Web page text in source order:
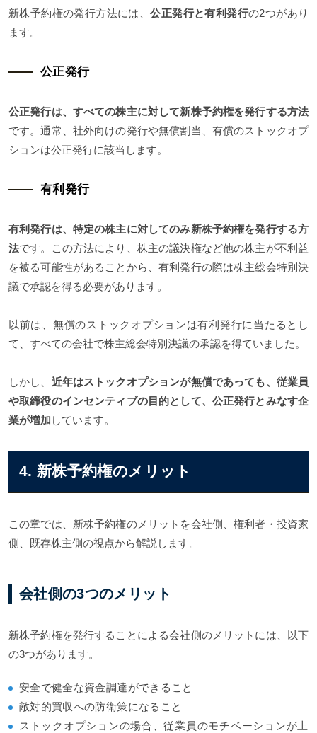
新株予約権の発行方法には、公正発行と有利発行の2つがあり
ます。
公正発行
公正発行は、すべての株主に対して新株予約権を発行する方法
です。通常、社外向けの発行や無償割当、有償のストックオプ
ションは公正発行に該当します。
有利発行
有利発行は、特定の株主に対してのみ新株予約権を発行する方
法です。この方法により、株主の議決権など他の株主が不利益
を被る可能性があることから、有利発行の際は株主総会特別決
議で承認を得る必要があります。
以前は、無償のストックオプションは有利発行に当たるとし
て、すべての会社で株主総会特別決議の承認を得ていました。
しかし、 近年はストックオプションが無償であっても、従業員
や取締役のインセンティブの目的として、公正発行とみなす企
業が増加 しています。
4. 新株予約権のメリット
この章では、新株予約権のメリットを会社側、権利者・投資家
側、既存株主側の視点から解説します。
会社側の3つのメリット
新株予約権を発行することによる会社側のメリットには、以下
の3つがあります。
安全で健全な資金調達ができること
敵対的買収への防衛策になること
ストックオプションの場合、従業員のモチベーションが上